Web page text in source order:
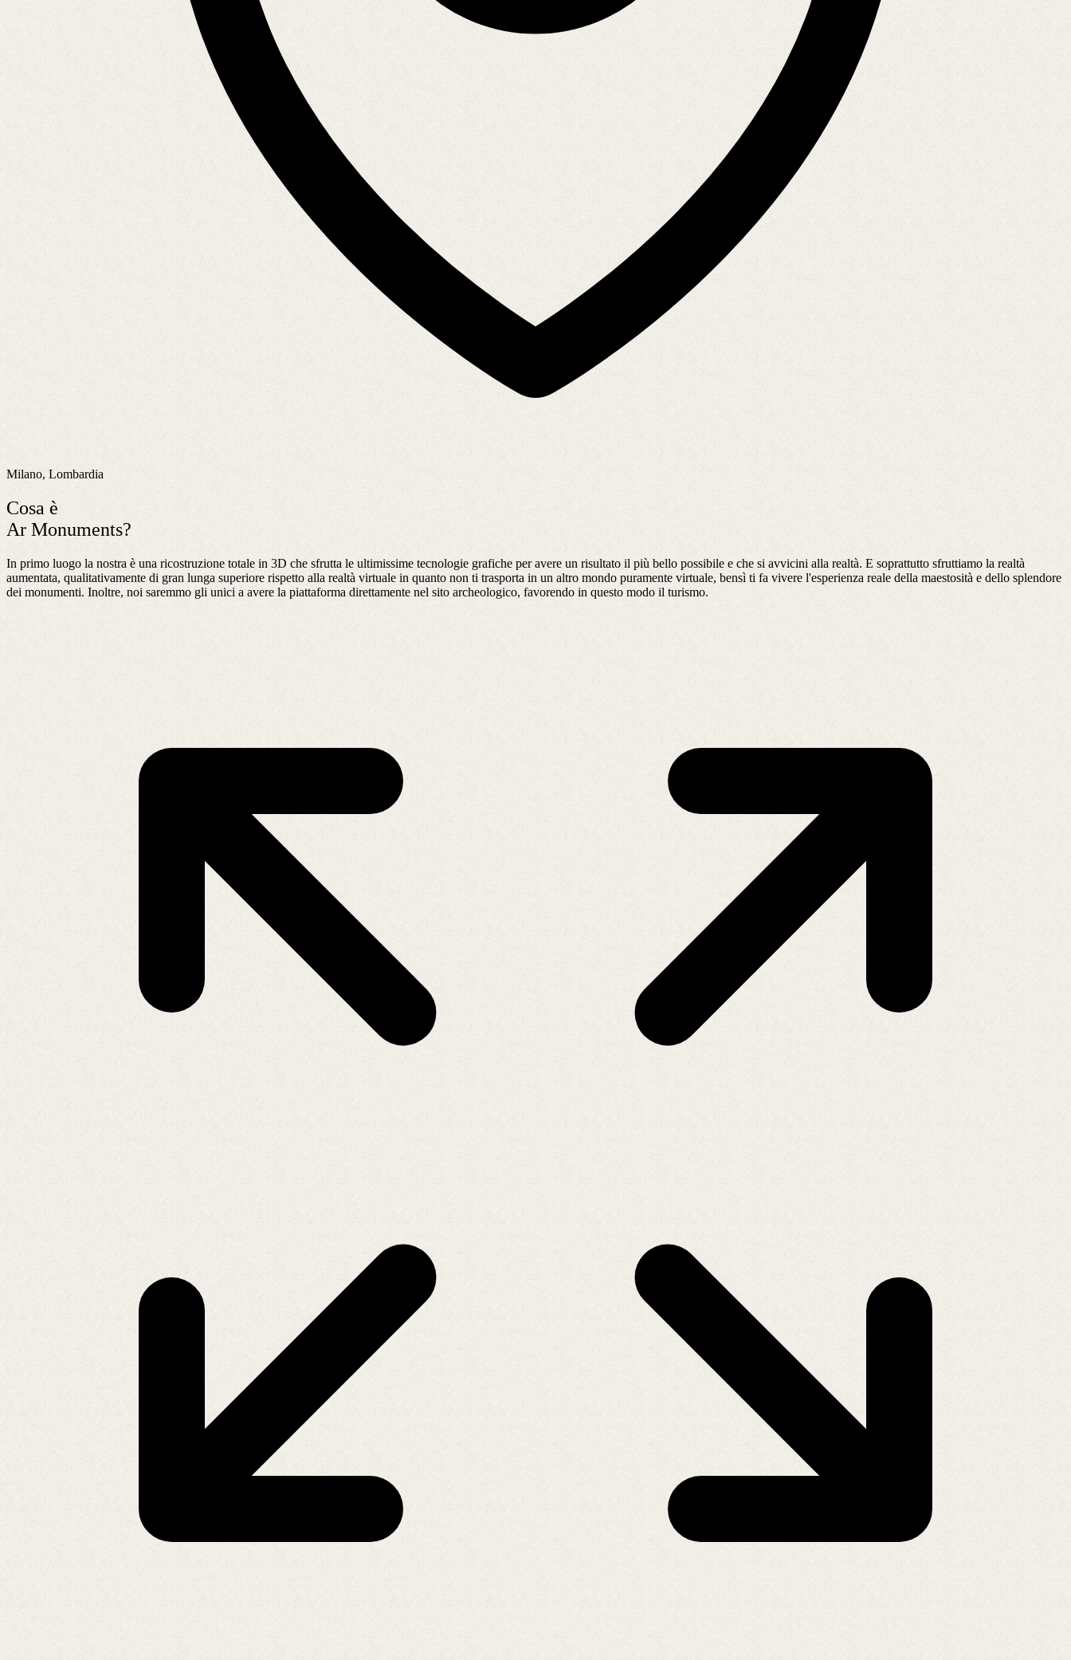
Milano, Lombardia
Cosa è
Ar Monuments?
In primo luogo la nostra è una ricostruzione totale in 3D che sfrutta le ultimissime tecnologie grafiche per avere un risultato il più bello possibile e che si avvicini alla realtà. E soprattutto sfruttiamo la realtà
aumentata, qualitativamente di gran lunga superiore rispetto alla realtà virtuale in quanto non ti trasporta in un altro mondo puramente virtuale, bensì ti fa vivere l'esperienza reale della maestosità e dello splendore
dei monumenti. Inoltre, noi saremmo gli unici a avere la piattaforma direttamente nel sito archeologico, favorendo in questo modo il turismo.